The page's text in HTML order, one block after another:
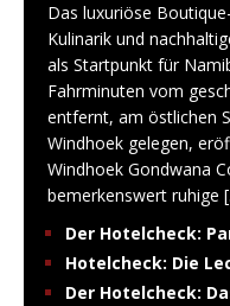
Das luxuriöse
Kulinarik und
als Startpunkt für
Fahrminuten vom
entfernt, am östlichen
Windhoek gelegen,
Windhoek Gondwana
bemerkenswert ruhige
Der Hotelcheck:
Hotelcheck: Die
Der Hotelcheck: